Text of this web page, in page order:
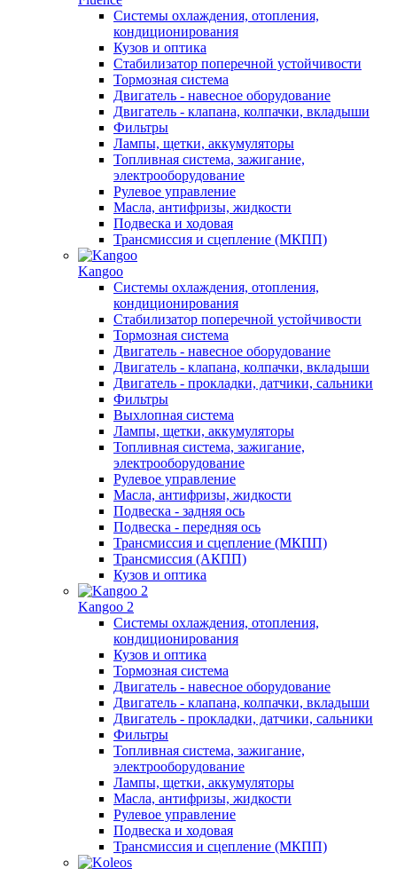
Системы охлаждения, отопления,
кондиционирования
Кузов и оптика
Стабилизатор поперечной устойчивости
Тормозная система
Двигатель - навесное оборудование
Двигатель - клапана, колпачки, вкладыши
Фильтры
Лампы, щетки, аккумуляторы
Топливная система, зажигание,
электрооборудование
Рулевое управление
Масла, антифризы, жидкости
Подвеска и ходовая
Трансмиссия и сцепление (МКПП)
Kangoo
Системы охлаждения, отопления,
кондиционирования
Стабилизатор поперечной устойчивости
Тормозная система
Двигатель - навесное оборудование
Двигатель - клапана, колпачки, вкладыши
Двигатель - прокладки, датчики, сальники
Фильтры
Выхлопная система
Лампы, щетки, аккумуляторы
Топливная система, зажигание,
электрооборудование
Рулевое управление
Масла, антифризы, жидкости
Подвеска - задняя ось
Подвеска - передняя ось
Трансмиссия и сцепление (МКПП)
Трансмиссия (АКПП)
Кузов и оптика
Kangoo 2
Системы охлаждения, отопления,
кондиционирования
Кузов и оптика
Тормозная система
Двигатель - навесное оборудование
Двигатель - клапана, колпачки, вкладыши
Двигатель - прокладки, датчики, сальники
Фильтры
Топливная система, зажигание,
электрооборудование
Лампы, щетки, аккумуляторы
Масла, антифризы, жидкости
Рулевое управление
Подвеска и ходовая
Трансмиссия и сцепление (МКПП)